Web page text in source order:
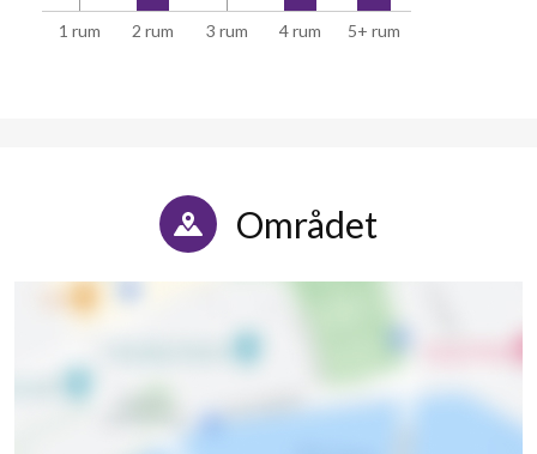
1 rum 2 rum 3 rum 4 rum 5+ rum
Området